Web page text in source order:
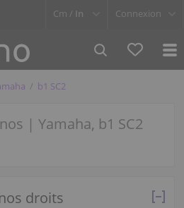
Cm / In Connexion
b1 SC2
| Yamaha, b1 SC2
droits